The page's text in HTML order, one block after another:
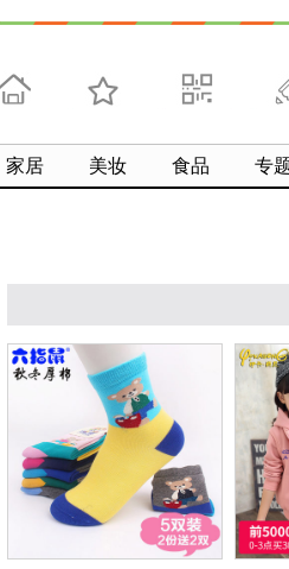
首页 收藏 求扫码 微
家居 美妆 食品 专